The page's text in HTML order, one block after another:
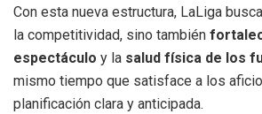
Con esta nueva estructura, LaLiga
la competitividad, sino también
espectáculo y la salud física de los
mismo tiempo que satisface a los
planificación clara y anticipada.